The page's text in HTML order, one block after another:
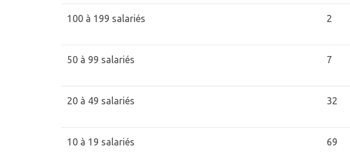
100 à 199 salariés 2
50 à 99 salariés 7
20 à 49 salariés 32
10 à 19 salariés 69